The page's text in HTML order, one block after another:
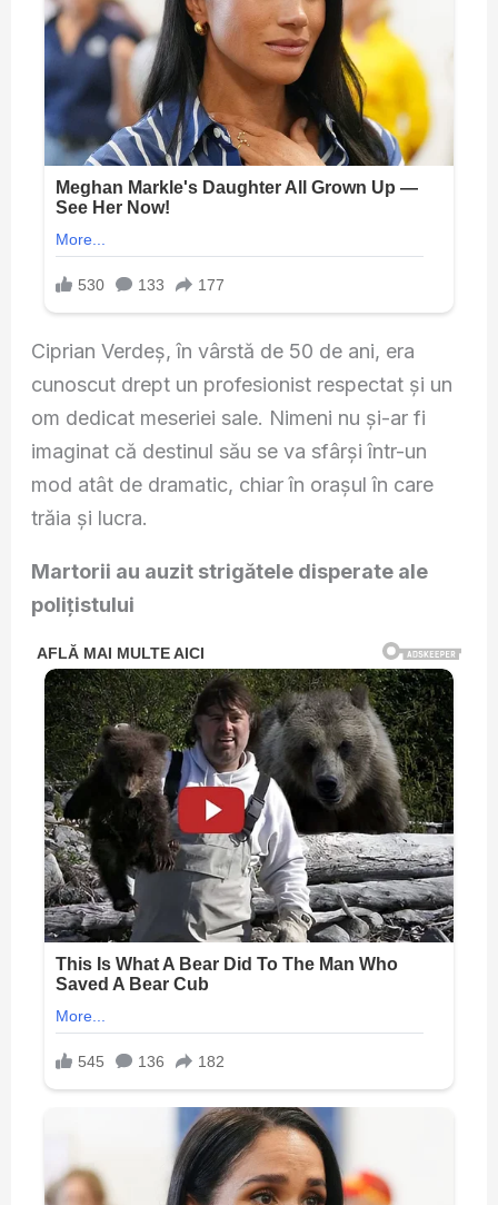
Ciprian Verdeș, în vârstă de 50 de ani, era
cunoscut drept un profesionist respectat și un
om dedicat meseriei sale. Nimeni nu și-ar fi
imaginat că destinul său se va sfârși într-un
mod atât de dramatic, chiar în orașul în care
trăia și lucra.
Martorii au auzit strigătele disperate ale
polițistului